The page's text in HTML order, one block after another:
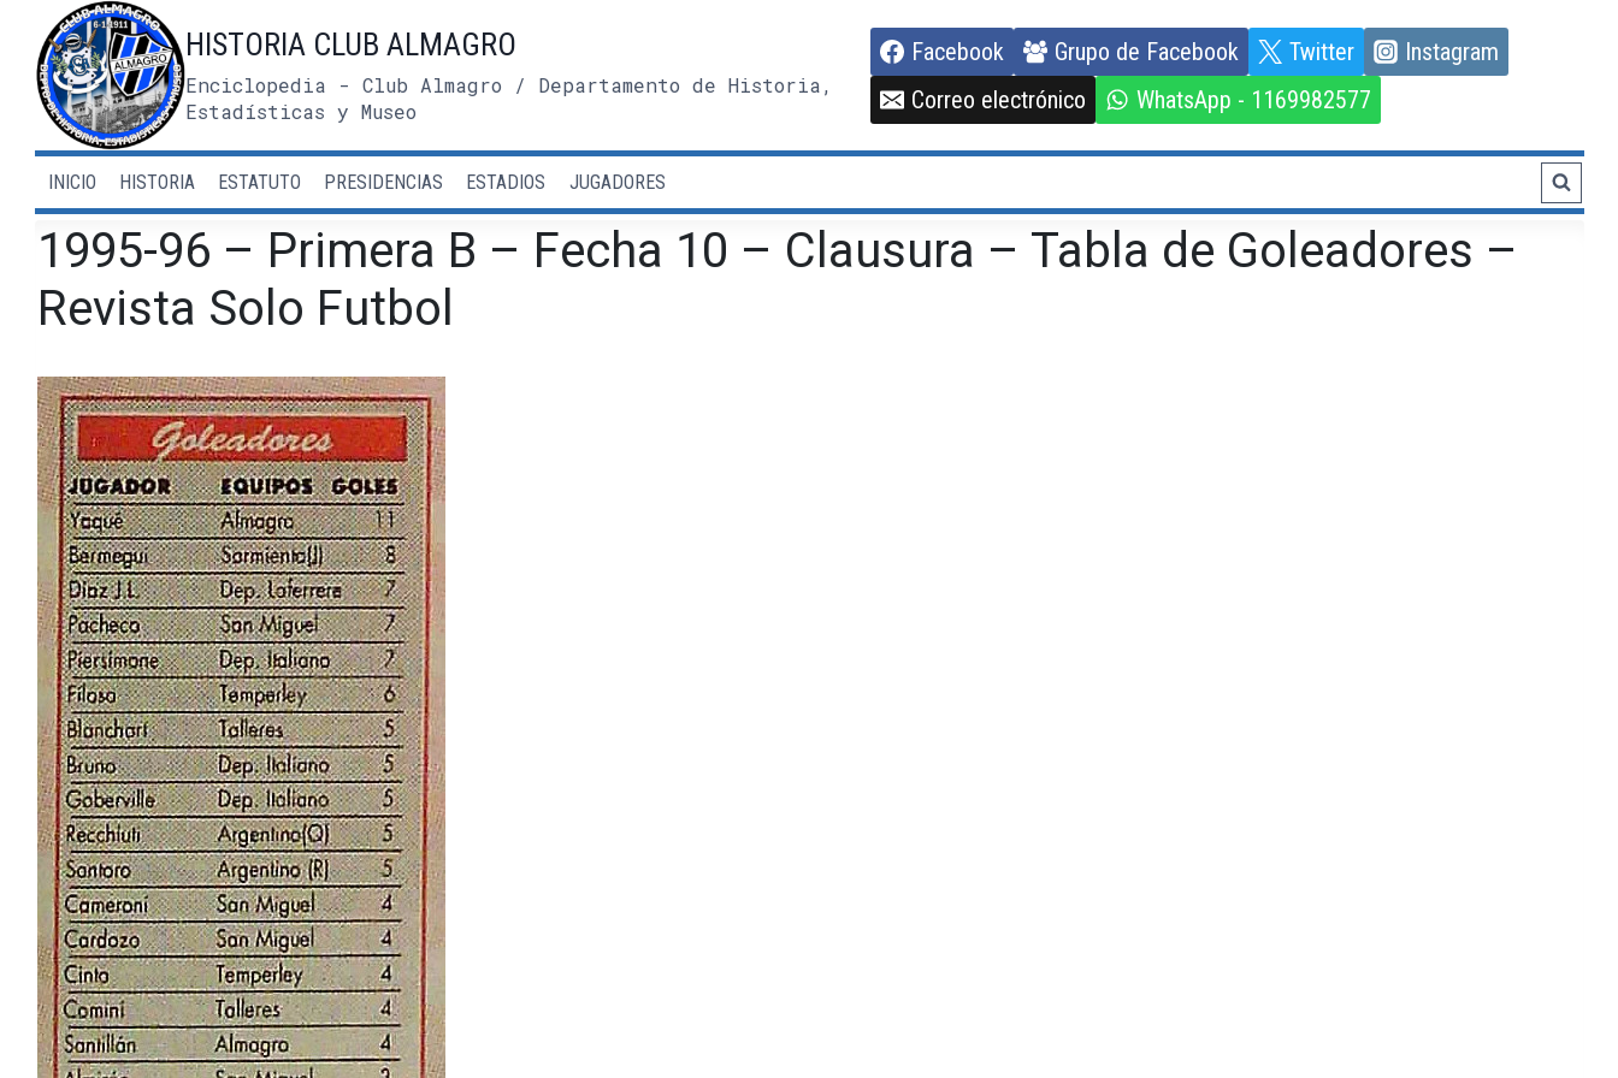
contenido
HISTORIA CLUB ALMAGRO
Enciclopedia - Club Almagro / Departamento de Historia,
Estadísticas y Museo
Facebook Grupo de Facebook Twitter
Instagram
Correo electrónico
WhatsApp - 1169982577
INICIO HISTORIA ESTATUTO PRESIDENCIAS ESTADIOS JUGADORES
1995-96 – Primera B – Fecha 10 – Clausura – Tabla de Goleadores –
Revista Solo Futbol